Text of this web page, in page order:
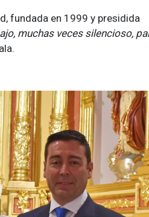
fundada en 1999 y presidida
muchas veces silencioso,